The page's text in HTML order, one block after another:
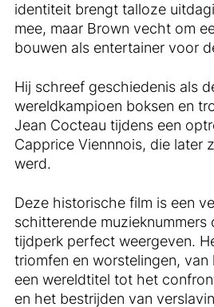
identiteit brengt talloze
mee, maar Brown vecht om
bouwen als entertainer voor
Hij schreef geschiedenis als
wereldkampioen boksen en
Jean Cocteau tijdens een
Capprice Viennnois, die later
werd.
Deze historische film is een
schitterende muzieknummers
tijdperk perfect weergeven.
triomfen en worstelingen, van
een wereldtitel tot het
en het bestrijden van